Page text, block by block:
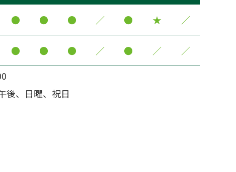
後、日曜、祝日
● ● ● ／ ● ★ ／
● ● ● ／ ● ／ ／